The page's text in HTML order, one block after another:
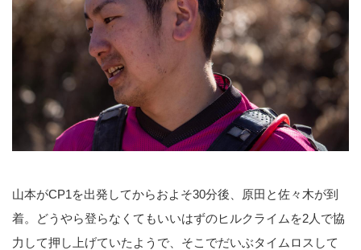
山本がCP1を出発してからおよそ30分後、原田と佐々木が到
着。どうやら登らなくてもいいはずのヒルクライムを2人で協
力して押し上げていたようで、そこでだいぶタイムロスして